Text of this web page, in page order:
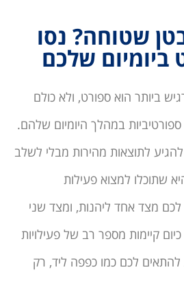
שטוחה? נסו
שלכם
ביותר הוא ספורט, ולא כולם
במהלך היומיום שלהם.
לתוצאות מהירות מבלי לשלב
שתוכלו למצוא פעילות
מצד אחד ליהנות, ומצד שני
קיימות מספר רב של פעילויות
להתאים לכם כמו כפפה ליד, רק